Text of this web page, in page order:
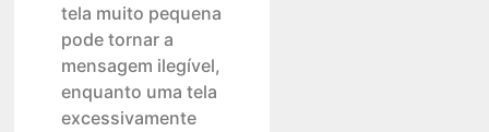
tela muito pequena
pode tornar a
mensagem ilegível,
enquanto uma tela
excessivamente